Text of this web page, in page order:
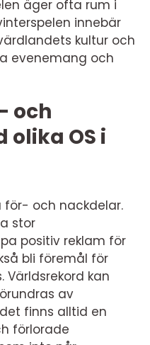
äger ofta rum i
innebär
kultur och
evenemang och
och
OS i
för- och nackdelar.
stor
positiv reklam för
bli föremål för
Världsrekord kan
av
finns alltid en
förlorade